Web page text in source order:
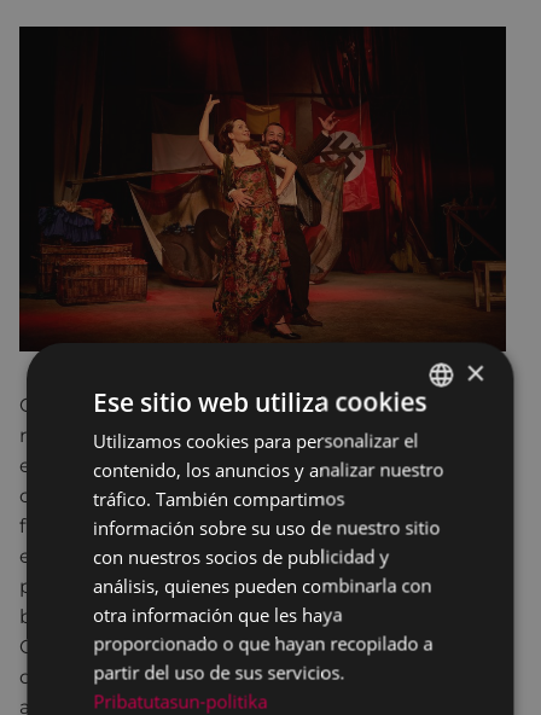
Carmela y Paulino son una actriz y un actor de
revista que en plena Guerra Civil española actúan
en la España republicana. A causa de un error,
cruzan las líneas y son hechos prisioneros por los
franquistas. Estos les ordenan que representen un
espectáculo para sus tropas y que incluyan una
parodia contra la República, para hacer burla de
brigadistas internacionales que van a ser fusilados.
Carmela, indignada, subvierte espontáneamente
dicha parodia pese a los intentos desesperados del
apocado Paulino, y acaba siendo fusilada también.
BASQUE
SPANISH
×
Ese sitio web utiliza cookies
Utilizamos cookies para personalizar el
contenido, los anuncios y analizar nuestro
tráfico. También compartimos
información sobre su uso de nuestro sitio
con nuestros socios de publicidad y
análisis, quienes pueden combinarla con
otra información que les haya
proporcionado o que hayan recopilado a
partir del uso de sus servicios.
Pribatutasun-politika